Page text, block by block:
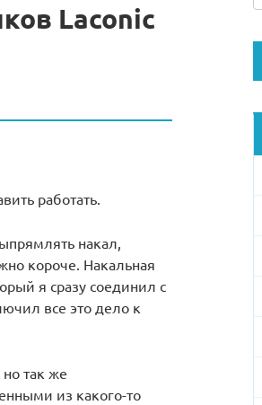
Laconic
работать.
накал,
короче. Накальная
я сразу соединил с
все это дело к
так же
из какого-то